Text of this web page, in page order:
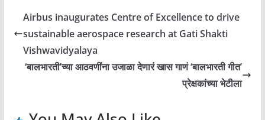
Airbus inaugurates Centre of Excellence to drive
sustainable aerospace research at Gati Shakti
Vishwavidyalaya
‘बालभारती’च्या आठवणींना उजाळा देणारं खास गाणं ‘बालभारती गीत’
प्रेक्षकांच्या भेटीला